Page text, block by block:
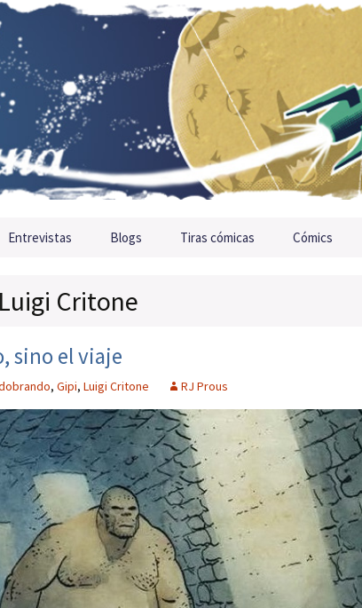
Entrevistas Blogs Tiras cómicas Cómics
Critone
sino el viaje
, Gipi, Luigi Critone RJ Prous